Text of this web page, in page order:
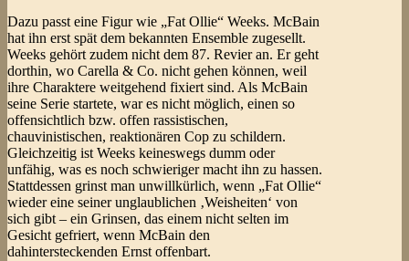
Dazu passt eine Figur wie „Fat Ollie“ Weeks. McBain
hat ihn erst spät dem bekannten Ensemble zugesellt.
Weeks gehört zudem nicht dem 87. Revier an. Er geht
dorthin, wo Carella & Co. nicht gehen können, weil
ihre Charaktere weitgehend fixiert sind. Als McBain
seine Serie startete, war es nicht möglich, einen so
offensichtlich bzw. offen rassistischen,
chauvinistischen, reaktionären Cop zu schildern.
Gleichzeitig ist Weeks keineswegs dumm oder
unfähig, was es noch schwieriger macht ihn zu hassen.
Stattdessen grinst man unwillkürlich, wenn „Fat Ollie“
wieder eine seiner unglaublichen ‚Weisheiten‘ von
sich gibt – ein Grinsen, das einem nicht selten im
Gesicht gefriert, wenn McBain den
dahintersteckenden Ernst offenbart.